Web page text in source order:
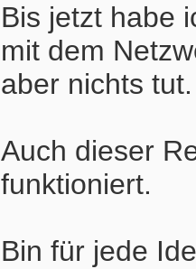
Bis jetzt habe
mit dem
aber nichts tut.
Auch dieser
funktioniert.
Bin für jede